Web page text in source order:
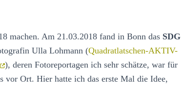
machen. Am 21.03.2018 fand in Bonn das SDG
Ulla Lohmann (Quadratlatschen-AKTIV-
), deren Fotoreportagen ich sehr schätze, war für
vor Ort. Hier hatte ich das erste Mal die Idee,